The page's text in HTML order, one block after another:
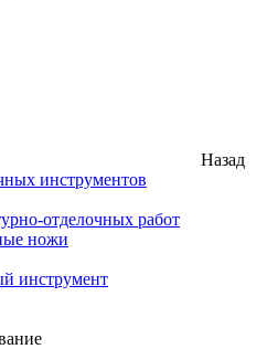
Назад
инструментов
отделочных работ
ножи
инструмент